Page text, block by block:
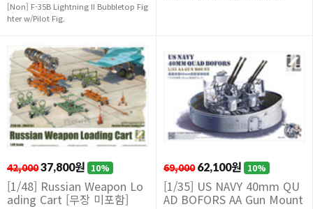
[Non] F-35B Lightning II Bubbletop Fig
hter w/Pilot Fig.
42,00037,800원 10%
[1/48] Russian Weapon Lo
ading Cart [무장 미포함]
69,000 62,100원 10%
[1/35] US NAVY 40mm QU
AD BOFORS AA Gun Mount